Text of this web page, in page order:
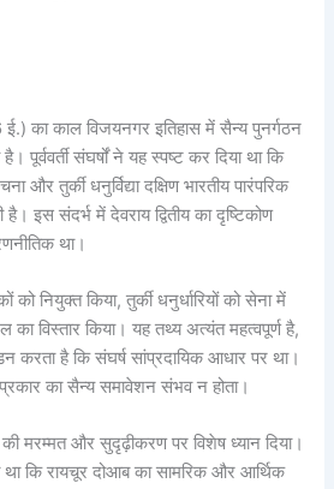
ई.) का काल विजयनगर इतिहास में सैन्य पुनर्गठन
पूर्ववर्ती संघर्षों ने यह स्पष्ट कर दिया था कि
और तुर्की धनुर्विद्या दक्षिण भारतीय पारंपरिक
है। इस संदर्भ में देवराय द्वितीय का दृष्टिकोण
था।
को नियुक्त किया, तुर्की धनुर्धारियों को सेना में
विस्तार किया। यह तथ्य अत्यंत महत्वपूर्ण है,
करता है कि संघर्ष सांप्रदायिक आधार पर था।
प्रकार का सैन्य समावेशन संभव न होता।
की मरम्मत और सुदृढ़ीकरण पर विशेष ध्यान दिया।
कि रायचूर दोआब का सामरिक और आर्थिक